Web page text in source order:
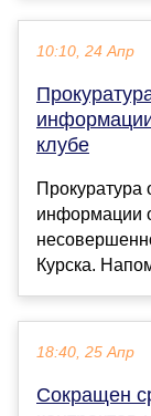
10:10, 24 Апр
клубе
Прокуратура
информации
Курска.
18:40, 25 Апр
Сокращен